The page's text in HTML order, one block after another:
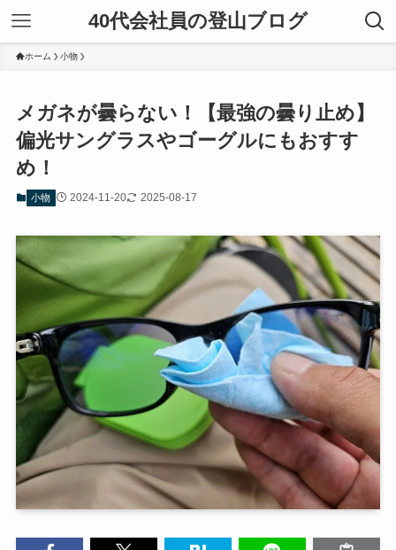
40代会社員の登山ブログ
ホーム 小物
メガネが曇らない！【最強の曇り止め】
偏光サングラスやゴーグルにもおすす
め！
小物 2024-11-20 2025-08-17